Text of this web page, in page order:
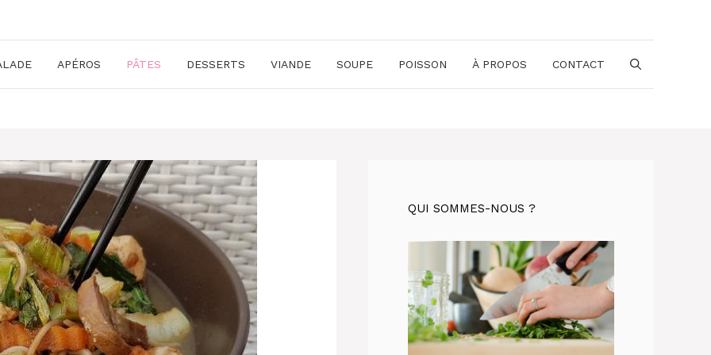
APÉROS PÂTES DESSERTS VIANDE SOUPE POISSON À PROPOS CONTACT
QUI SOMMES-NOUS ?